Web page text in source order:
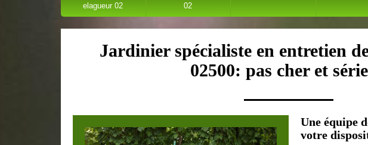
elagueur 02
02
Jardinier spécialiste en entretien
02500: pas cher et
Une équipe
votre